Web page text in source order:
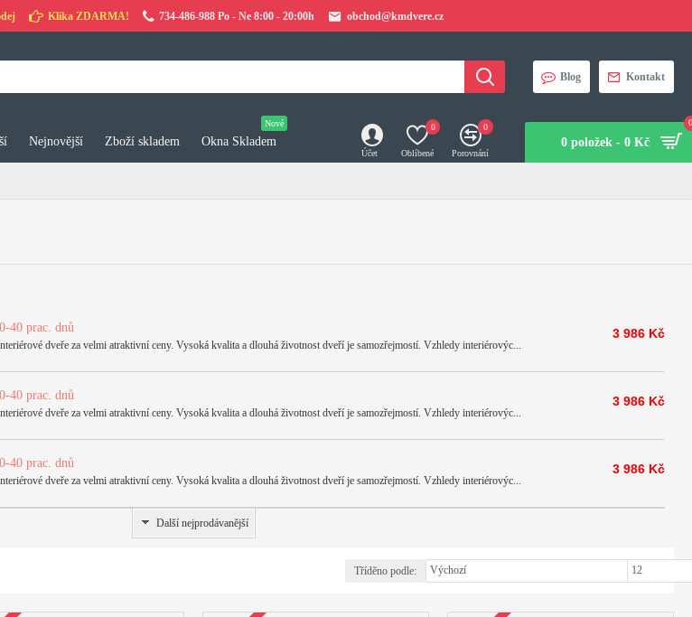
Klika ZDARMA! 734-486-988 Po - Ne 8:00 - 20:00h obchod@kmdvere.cz
Blog Kontakt
Nejnovější Zboží skladem Okna Skladem
Nové
Účet Oblíbené
0
Porovnání
0
0 položek - 0 Kč
40 prac. dnů
dveře za velmi atraktivní ceny. Vysoká kvalita a dlouhá životnost dveří je samozřejmostí. Vzhledy interiérovýc...
3 986 Kč
40 prac. dnů
dveře za velmi atraktivní ceny. Vysoká kvalita a dlouhá životnost dveří je samozřejmostí. Vzhledy interiérovýc...
3 986 Kč
40 prac. dnů
dveře za velmi atraktivní ceny. Vysoká kvalita a dlouhá životnost dveří je samozřejmostí. Vzhledy interiérovýc...
3 986 Kč
Další nejprodávanější
Tříděno podle: